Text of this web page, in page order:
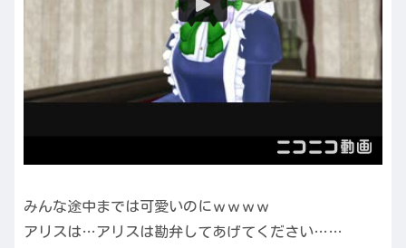
みんな途中までは可愛いのにｗｗｗｗ
アリスは…アリスは勘弁してあげてください……